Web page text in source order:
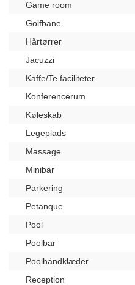
Game room
Golfbane
Hårtørrer
Jacuzzi
Kaffe/Te faciliteter
Konferencerum
Køleskab
Legeplads
Massage
Minibar
Parkering
Petanque
Pool
Poolbar
Poolhåndklæder
Reception